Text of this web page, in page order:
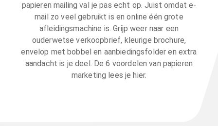
papieren mailing val je pas echt op. Juist omdat e-
mail zo veel gebruikt is en online één grote
afleidingsmachine is. Grijp weer naar een
ouderwetse verkoopbrief, kleurige brochure,
envelop met bobbel en aanbiedingsfolder en extra
aandacht is je deel. De 6 voordelen van papieren
marketing lees je hier.